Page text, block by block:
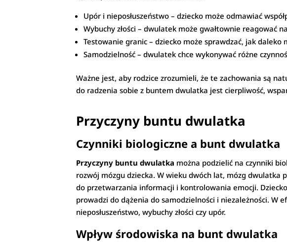
Upór i nieposłuszeństwo – dziecko może odmawiać
Wybuchy złości – dwulatek może gwałtownie reagować
Testowanie granic – dziecko może sprawdzać, jak
Samodzielność – dwulatek chce wykonywać różne
Ważne jest, aby rodzice zrozumieli, że te zachowania są
do radzenia sobie z buntem dwulatka jest cierpliwość,
Przyczyny buntu dwulatka
Czynniki biologiczne a bunt dwulatka
Przyczyny buntu dwulatka można podzielić na czynniki
rozwój mózgu dziecka. W wieku dwóch lat, mózg dwulatka
do przetwarzania informacji i kontrolowania emocji.
prowadzi do dążenia do samodzielności i niezależności. W
nieposłuszeństwo, wybuchy złości czy upór.
Wpływ środowiska na bunt dwulatka